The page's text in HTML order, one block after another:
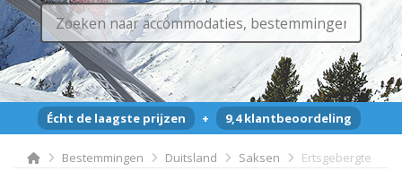
Écht de laagste prijzen + 9,4 klantbeoordeling
Bestemmingen Duitsland Saksen Ertsgebergte